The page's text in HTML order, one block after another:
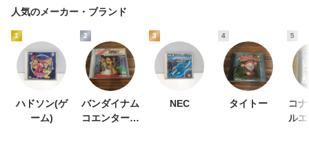
人気のメーカー・ブランド
1
ハドソン(ゲ
ーム)
2
バンダイナム
コエンターテ
3
NEC
4
タイトー
5
コ
ル